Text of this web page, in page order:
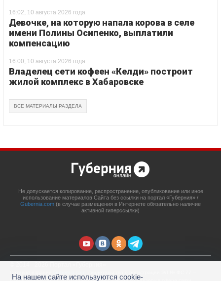
16:02, 10 августа 2026 года
Девочке, на которую напала корова в селе
имени Полины Осипенко, выплатили
компенсацию
16:00, 10 августа 2026 года
Владелец сети кофеен «Келди» построит
жилой комплекс в Хабаровске
ВСЕ МАТЕРИАЛЫ РАЗДЕЛА
Не допускается копирование, распространение, опубликование или иное
использование материалов Сайта без ссылки на портал «Губерния» /
Gubernia.com (в случае размещения в Интернете обязательно наличие
активной гиперссылки)
На нашем сайте используются cookie-